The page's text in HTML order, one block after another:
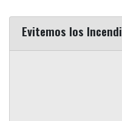
Evitemos los